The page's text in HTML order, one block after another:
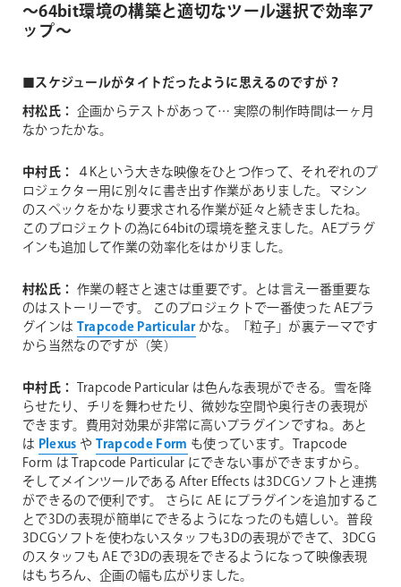
～64bit環境の構築と適切なツール選択で効率ア
ップ～
■スケジュールがタイトだったように思えるのですが？
村松氏： 企画からテストがあって… 実際の制作時間は一ヶ月
なかったかな。
中村氏： ４Kという大きな映像をひとつ作って、それぞれのプ
ロジェクター用に別々に書き出す作業がありました。マシン
のスペックをかなり要求される作業が延々と続きましたね。
このプロジェクトの為に64bitの環境を整えました。AEプラグ
インも追加して作業の効率化をはかりました。
村松氏： 作業の軽さと速さは重要です。とは言え一番重要な
のはストーリーです。 このプロジェクトで一番使った AEプラ
グインは Trapcode Particularかな。「粒子」が裏テーマです
から当然なのですが（笑）
中村氏： Trapcode Particular は色んな表現ができる。雪を降
らせたり、チリを舞わせたり、微妙な空間や奥行きの表現が
できます。費用対効果が非常に高いプラグインですね。あと
は Plexus や Trapcode Form も使っています。Trapcode
Form は Trapcode Particular にできない事ができますから。
そしてメインツールである After Effects は3DCGソフトと連携
ができるので便利です。
さらに AE にプラグインを追加するこ
とで3Dの表現が簡単にできるようになったのも嬉しい。普段
3DCGソフトを使わないスタッフも3Dの表現ができて、3DCG
のスタッフも AE で3Dの表現をできるようになって映像表現
はもちろん、企画の幅も広がりました。